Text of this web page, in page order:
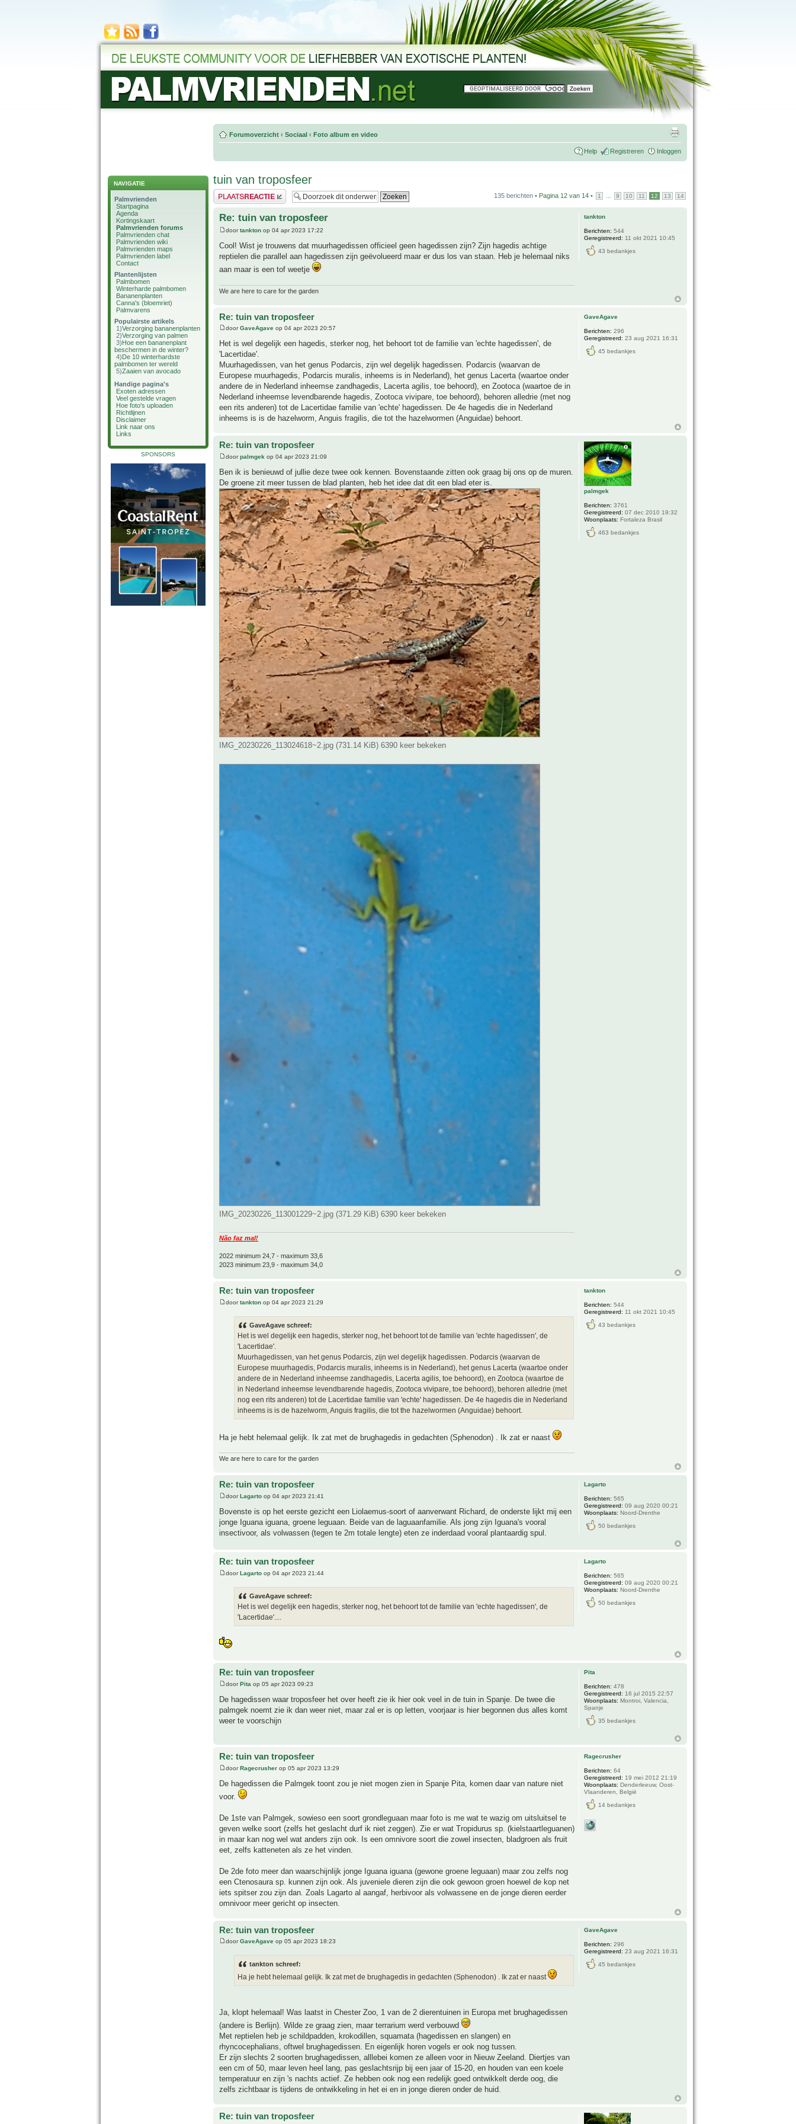
NAVIGATIE
Palmvrienden
Startpagina
Agenda
Kortingskaart
Palmvrienden forums
Palmvrienden chat
Palmvrienden wiki
Palmvrienden maps
Palmvrienden label
Contact
Plantenlijsten
Palmbomen
Winterharde palmbomen
Bananenplanten
Canna's (bloemriet)
Palmvarens
Populairste artikels
1)Verzorging bananenplanten
2)Verzorging van palmen
3)Hoe een bananenplant
beschermen in de winter?
4)De 10 winterhardste
palmbomen ter wereld
5)Zaaien van avocado
Handige pagina's
Exoten adressen
Veel gestelde vragen
Hoe foto's uploaden
Richtlijnen
Disclaimer
Link naar ons
Links
SPONSORS
Forumoverzicht ‹ Sociaal ‹ Foto album en video
Help Registreren Inloggen
tuin van troposfeer
Plaats een reactie 135 berichten • Pagina 12 van 14 • 1 9 10 11 12 13 14
Re: tuin van troposfeer
doortankton op 04 apr 2023 17:22
Cool! Wist je trouwens dat muurhagedissen officieel geen hagedissen zijn? Zijn hagedis achtige
reptielen die parallel aan hagedissen zijn geëvolueerd maar er dus los van staan. Heb je helemaal niks
aan maar is een tof weetje
We are here to care for the garden
tankton
Berichten: 544
Geregistreerd: 11 okt 2021 10:45
43 bedankjes
Re: tuin van troposfeer
doorGaveAgave op 04 apr 2023 20:57
Het is wel degelijk een hagedis, sterker nog, het behoort tot de familie van 'echte hagedissen', de
'Lacertidae'.
Muurhagedissen, van het genus Podarcis, zijn wel degelijk hagedissen. Podarcis (waarvan de
Europese muurhagedis, Podarcis muralis, inheems is in Nederland), het genus Lacerta (waartoe onder
andere de in Nederland inheemse zandhagedis, Lacerta agilis, toe behoord), en Zootoca (waartoe de in
Nederland inheemse levendbarende hagedis, Zootoca vivipare, toe behoord), behoren alledrie (met nog
een rits anderen) tot de Lacertidae familie van 'echte' hagedissen. De 4e hagedis die in Nederland
inheems is is de hazelworm, Anguis fragilis, die tot the hazelwormen (Anguidae) behoort.
GaveAgave
Berichten: 296
Geregistreerd: 23 aug 2021 16:31
45 bedankjes
Re: tuin van troposfeer
doorpalmgek op 04 apr 2023 21:09
Ben ik is benieuwd of jullie deze twee ook kennen. Bovenstaande zitten ook graag bij ons op de muren.
De groene zit meer tussen de blad planten, heb het idee dat dit een blad eter is.
IMG_20230226_113024618~2.jpg (731.14 KiB) 6390 keer bekeken
IMG_20230226_113001229~2.jpg (371.29 KiB) 6390 keer bekeken
Não faz mal!
2022 minimum 24,7 - maximum 33,6
2023 minimum 23,9 - maximum 34,0
palmgek
Berichten: 3761
Geregistreerd: 07 dec 2010 19:32
Woonplaats: Fortaleza Brasil
463 bedankjes
Re: tuin van troposfeer
doortankton op 04 apr 2023 21:29
GaveAgave schreef:
Het is wel degelijk een hagedis, sterker nog, het behoort tot de familie van 'echte hagedissen', de
'Lacertidae'.
Muurhagedissen, van het genus Podarcis, zijn wel degelijk hagedissen. Podarcis (waarvan de
Europese muurhagedis, Podarcis muralis, inheems is in Nederland), het genus Lacerta (waartoe onder
andere de in Nederland inheemse zandhagedis, Lacerta agilis, toe behoord), en Zootoca (waartoe de
in Nederland inheemse levendbarende hagedis, Zootoca vivipare, toe behoord), behoren alledrie (met
nog een rits anderen) tot de Lacertidae familie van 'echte' hagedissen. De 4e hagedis die in Nederland
inheems is is de hazelworm, Anguis fragilis, die tot the hazelwormen (Anguidae) behoort.
Ha je hebt helemaal gelijk. Ik zat met de brughagedis in gedachten (Sphenodon) . Ik zat er naast
We are here to care for the garden
tankton
Berichten: 544
Geregistreerd: 11 okt 2021 10:45
43 bedankjes
Re: tuin van troposfeer
doorLagarto op 04 apr 2023 21:41
Bovenste is op het eerste gezicht een Liolaemus-soort of aanverwant Richard, de onderste lijkt mij een
jonge Iguana iguana, groene leguaan. Beide van de laguaanfamilie. Als jong zijn Iguana's vooral
insectivoor, als volwassen (tegen te 2m totale lengte) eten ze inderdaad vooral plantaardig spul.
Lagarto
Berichten: 565
Geregistreerd: 09 aug 2020 00:21
Woonplaats: Noord-Drenthe
50 bedankjes
Re: tuin van troposfeer
doorLagarto op 04 apr 2023 21:44
GaveAgave schreef:
Het is wel degelijk een hagedis, sterker nog, het behoort tot de familie van 'echte hagedissen', de
'Lacertidae'....
Lagarto
Berichten: 565
Geregistreerd: 09 aug 2020 00:21
Woonplaats: Noord-Drenthe
50 bedankjes
Re: tuin van troposfeer
doorPita op 05 apr 2023 09:23
De hagedissen waar troposfeer het over heeft zie ik hier ook veel in de tuin in Spanje. De twee die
palmgek noemt zie ik dan weer niet, maar zal er is op letten, voorjaar is hier begonnen dus alles komt
weer te voorschijn
Pita
Berichten: 478
Geregistreerd: 16 jul 2015 22:57
Woonplaats: Montroi, Valencia,
Spanje
35 bedankjes
Re: tuin van troposfeer
doorRagecrusher op 05 apr 2023 13:29
De hagedissen die Palmgek toont zou je niet mogen zien in Spanje Pita, komen daar van nature niet
voor.
De 1ste van Palmgek, sowieso een soort grondleguaan maar foto is me wat te wazig om uitsluitsel te
geven welke soort (zelfs het geslacht durf ik niet zeggen). Zie er wat Tropidurus sp. (kielstaartleguanen)
in maar kan nog wel wat anders zijn ook. Is een omnivore soort die zowel insecten, bladgroen als fruit
eet, zelfs katteneten als ze het vinden.
De 2de foto meer dan waarschijnlijk jonge Iguana iguana (gewone groene leguaan) maar zou zelfs nog
een Ctenosaura sp. kunnen zijn ook. Als juveniele dieren zijn die ook gewoon groen hoewel de kop net
iets spitser zou zijn dan. Zoals Lagarto al aangaf, herbivoor als volwassene en de jonge dieren eerder
omnivoor meer gericht op insecten.
Ragecrusher
Berichten: 64
Geregistreerd: 19 mei 2012 21:19
Woonplaats: Denderleeuw, Oost-
Vlaanderen, België
14 bedankjes
Re: tuin van troposfeer
doorGaveAgave op 05 apr 2023 18:23
tankton schreef:
Ha je hebt helemaal gelijk. Ik zat met de brughagedis in gedachten (Sphenodon) . Ik zat er naast
Ja, klopt helemaal! Was laatst in Chester Zoo, 1 van de 2 dierentuinen in Europa met brughagedissen
(andere is Berlijn). Wilde ze graag zien, maar terrarium werd verbouwd
Met reptielen heb je schildpadden, krokodillen, squamata (hagedissen en slangen) en
rhyncocephalians, oftwel brughagedissen. En eigenlijk horen vogels er ook nog tussen.
Er zijn slechts 2 soorten brughagedissen, alllebei komen ze alleen voor in Nieuw Zeeland. Diertjes van
een cm of 50, maar leven heel lang, pas geslachtsrijp bij een jaar of 15-20, en houden van een koele
temperatuur en zijn 's nachts actief. Ze hebben ook nog een redelijk goed ontwikkelt derde oog, die
zelfs zichtbaar is tijdens de ontwikkeling in het ei en in jonge dieren onder de huid.
GaveAgave
Berichten: 296
Geregistreerd: 23 aug 2021 16:31
45 bedankjes
Re: tuin van troposfeer